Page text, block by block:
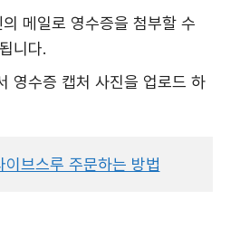
메일로 영수증을 첨부할 수
니다.
영수증 캡처 사진을 업로드 하
이브스루 주문하는 방법